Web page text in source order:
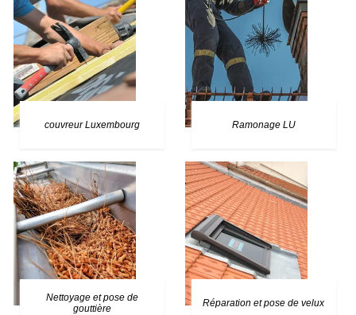
couvreur Luxembourg Ramonage LU
Nettoyage et pose de
gouttière
Réparation et pose de velux